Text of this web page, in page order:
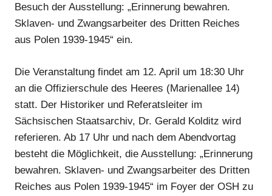
Besuch der Ausstellung: „Erinnerung bewahren.
Sklaven- und Zwangsarbeiter des Dritten Reiches
aus Polen 1939-1945“ ein.
Die Veranstaltung findet am 12. April um 18:30 Uhr
an die Offizierschule des Heeres (Marienallee 14)
statt. Der Historiker und Referatsleiter im
Sächsischen Staatsarchiv, Dr. Gerald Kolditz wird
referieren. Ab 17 Uhr und nach dem Abendvortag
besteht die Möglichkeit, die Ausstellung: „Erinnerung
bewahren. Sklaven- und Zwangsarbeiter des Dritten
Reiches aus Polen 1939-1945“ im Foyer der OSH zu